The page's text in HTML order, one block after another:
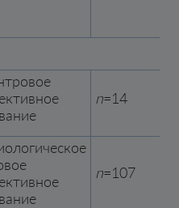
n=14
n=107